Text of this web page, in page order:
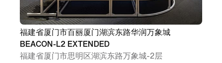
福建省厦门市百丽厦门湖滨东路华润万象城
BEACON-L2 EXTENDED
福建省厦门市思明区湖滨东路万象城-2层